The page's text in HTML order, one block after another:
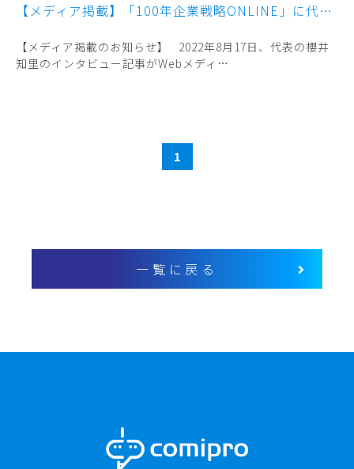
【メディア掲載】「100年企業戦略ONLINE」に代表の櫻井知里のインタビュー記事が掲載されました
【メディア掲載のお知らせ】 2022年8月17日、代表の櫻井
知里のインタビュー記事がWebメディ…
1
一覧に戻る